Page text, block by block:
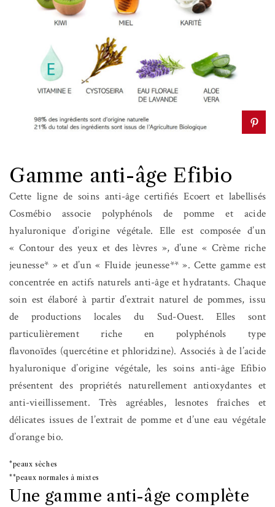
Gamme anti-âge Efibio
Cette ligne de soins anti-âge certifiés Ecoert et labellisés
Cosmébio associe polyphénols de pomme et acide
hyaluronique d’origine végétale. Elle est composée d’un
« Contour des yeux et des lèvres », d’une « Crème riche
jeunesse* » et d’un « Fluide jeunesse** ». Cette gamme est
concentrée en actifs naturels anti-âge et hydratants. Chaque
soin est élaboré à partir d’extrait naturel de pommes, issu
de productions locales du Sud-Ouest. Elles sont
particulièrement riche en polyphénols type
flavonoïdes (quercétine et phloridzine). Associés à de l’acide
hyaluronique d’origine végétale, les soins anti-âge Efibio
présentent des propriétés naturellement antioxydantes et
anti-vieillissement. Très agréables, lesnotes fraîches et
délicates issues de l’extrait de pomme et d’une eau végétale
d’orange bio.
*peaux sèches
**peaux normales à mixtes
Une gamme anti-âge complète